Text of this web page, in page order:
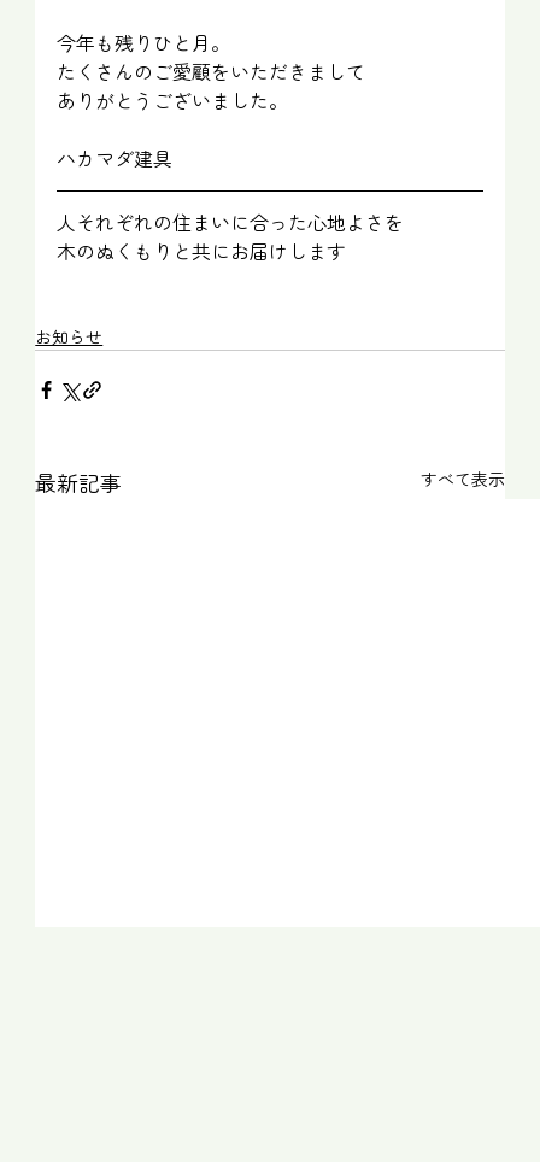
今年も残りひと月。
たくさんのご愛顧をいただきまして
ありがとうございました。
ハカマダ建具
人それぞれの住まいに合った心地よさを
木のぬくもりと共にお届けします
お知らせ
最新記事 すべて表示